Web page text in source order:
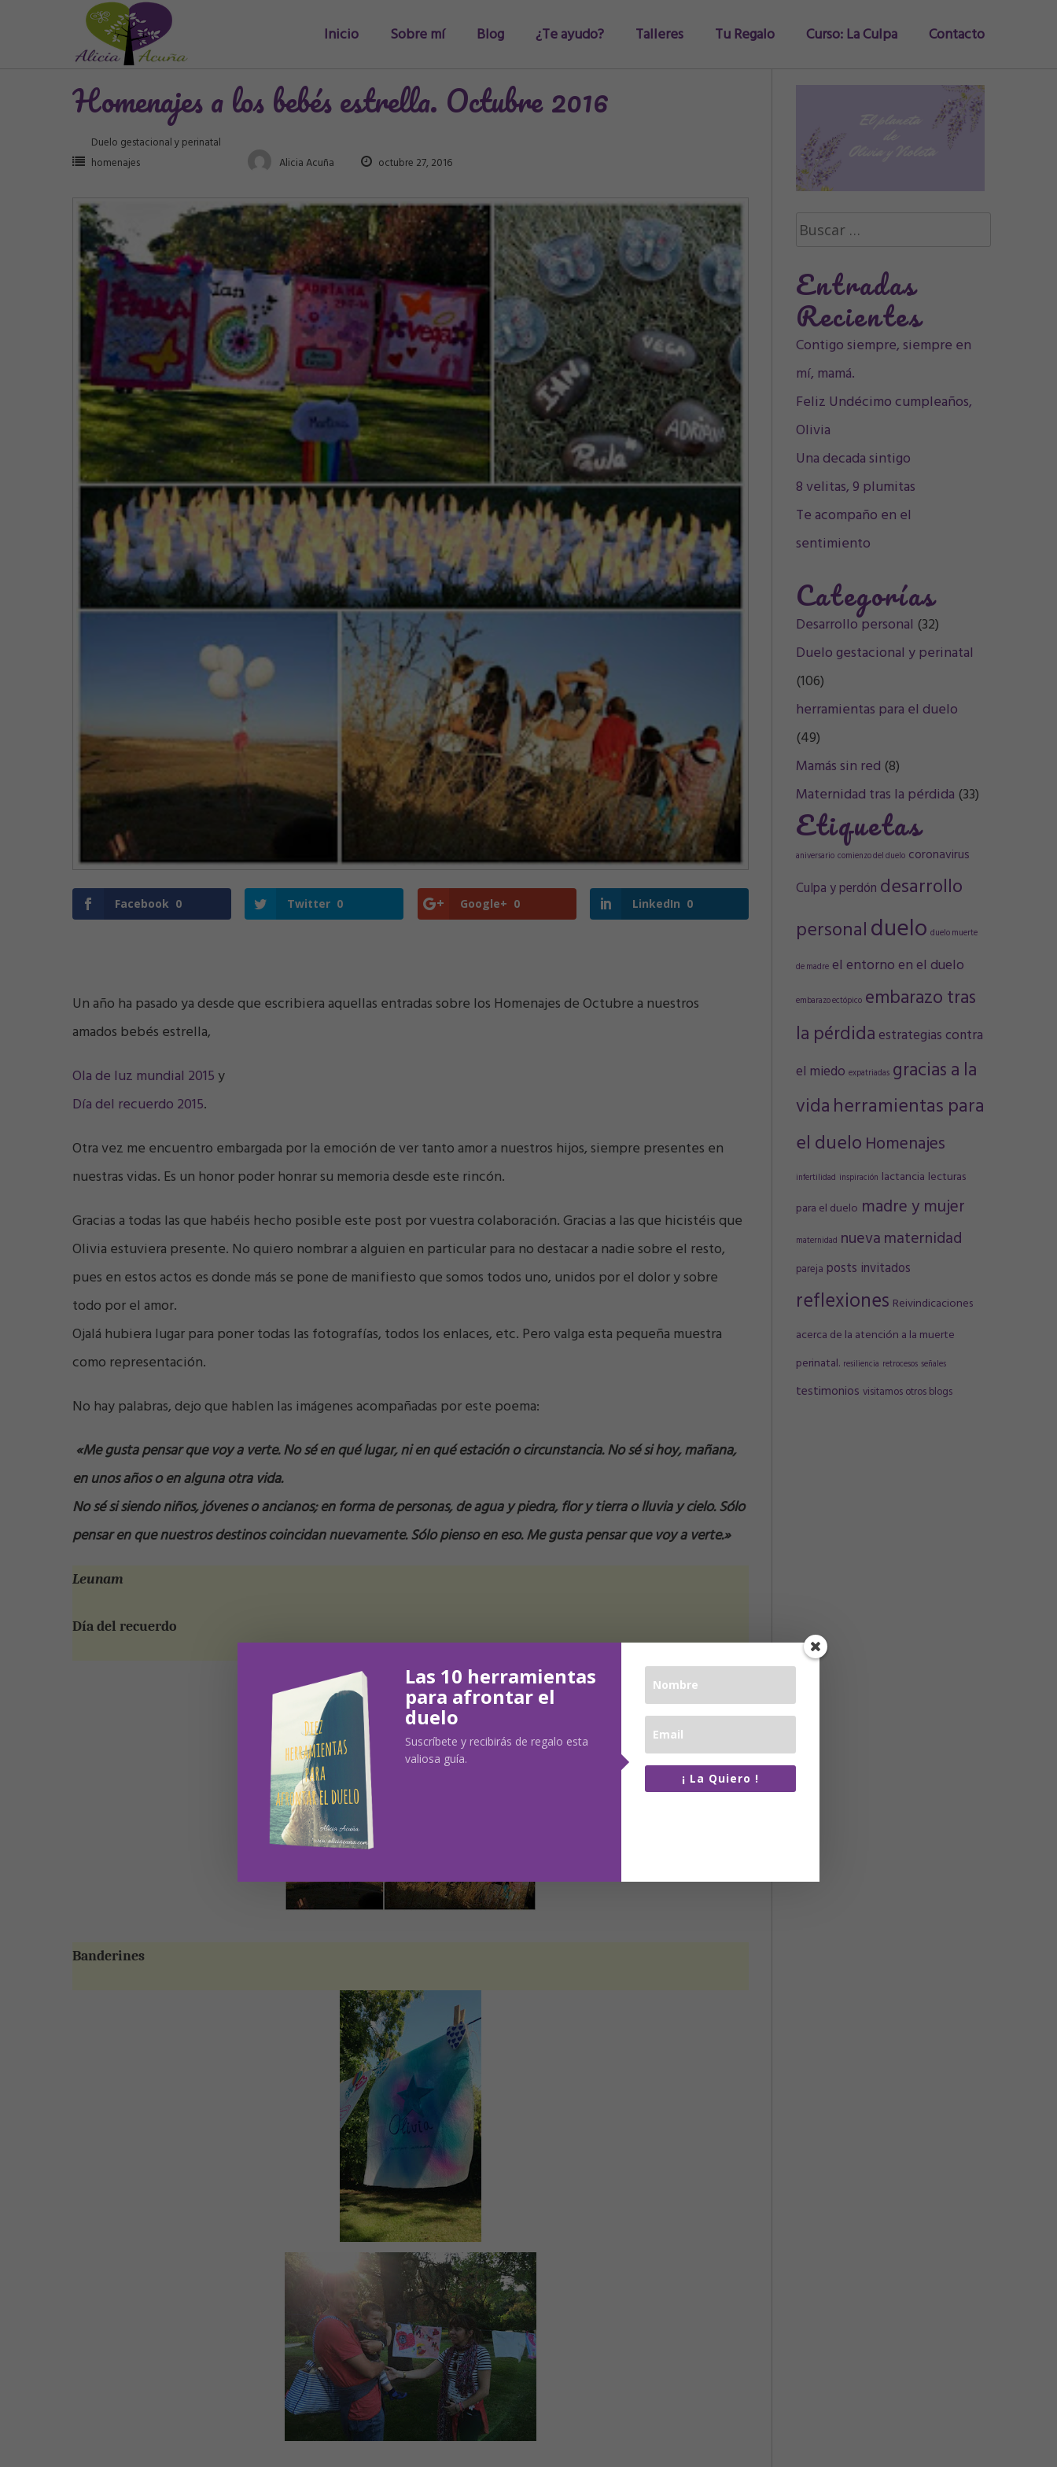
Inicio Sobre mí Blog ¿Te ayudo? Talleres Tu Regalo Curso: La Culpa Contacto
Homenajes a los bebés estrella. Octubre 2016
Duelo gestacional y perinatal
homenajes
Alicia Acuña octubre 27, 2016
Facebook 0 Twitter 0 Google+ 0 LinkedIn 0
Un año ha pasado ya desde que escribiera aquellas entradas sobre los Homenajes de Octubre a nuestros
amados bebés estrella,
Ola de luz mundial 2015 y
Día del recuerdo 2015.
Otra vez me encuentro embargada por la emoción de ver tanto amor a nuestros hijos, siempre presentes en
nuestras vidas. Es un honor poder honrar su memoria desde este rincón.
Gracias a todas las que habéis hecho posible este post por vuestra colaboración. Gracias a las que hicistéis que
Olivia estuviera presente. No quiero nombrar a alguien en particular para no destacar a nadie sobre el resto,
pues en estos actos es donde más se pone de manifiesto que somos todos uno, unidos por el dolor y sobre
todo por el amor.
Ojalá hubiera lugar para poner todas las fotografías, todos los enlaces, etc. Pero valga esta pequeña muestra
como representación.
No hay palabras, dejo que hablen las imágenes acompañadas por este poema:
«Me gusta pensar que voy a verte. No sé en qué lugar, ni en qué estación o circunstancia. No sé si hoy, mañana,
en unos años o en alguna otra vida.
No sé si siendo niños, jóvenes o ancianos; en forma de personas, de agua y piedra, flor y tierra o lluvia y cielo. Sólo
pensar en que nuestros destinos coincidan nuevamente. Sólo pienso en eso. Me gusta pensar que voy a verte.»
Leunam
Día del recuerdo
Banderines
Buscar:
Entradas
Recientes
Contigo siempre, siempre en
mí, mamá.
Feliz Undécimo cumpleaños,
Olivia
Una decada sintigo
8 velitas, 9 plumitas
Te acompaño en el
sentimiento
Categorías
Desarrollo personal (32)
Duelo gestacional y perinatal
(106)
herramientas para el duelo
(49)
Mamás sin red (8)
Maternidad tras la pérdida (33)
Etiquetas
aniversario comienzo del duelo coronavirus
Culpa y perdón desarrollo
personalduelo duelo muerte
de madre el entorno en el duelo
embarazo ectópico embarazo tras
la pérdida estrategias contra
el miedo expatriadas gracias a la
vidaherramientas para
el duelo Homenajes
infertilidad inspiración lactancia lecturas
para el duelo madre y mujer
maternidad nueva maternidad
pareja posts invitados
reflexiones Reivindicaciones
acerca de la atención a la muerte
perinatal. resiliencia retrocesos señales
testimonios visitamos otros blogs
Las 10 herramientas
para afrontar el
duelo
Suscríbete y recibirás de regalo esta
valiosa guía.
¡ La Quiero !